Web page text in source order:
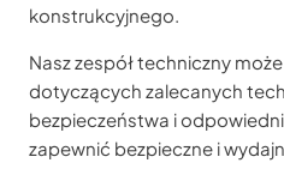
konstrukcyjnego.
Nasz zespół techniczny
dotyczących zalecanych
bezpieczeństwa i
zapewnić bezpieczne i